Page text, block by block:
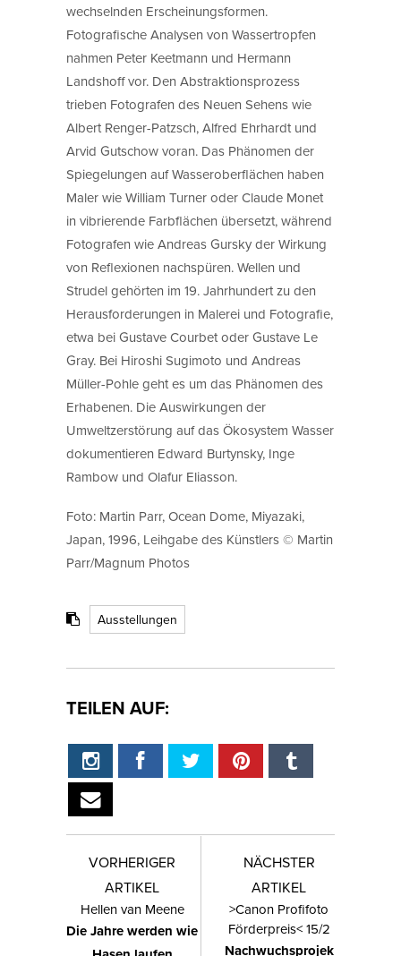
wechselnden Erscheinungsformen.
Fotografische Analysen von Wassertropfen
nahmen Peter Keetmann und Hermann
Landshoff vor. Den Abstraktionsprozess
trieben Fotografen des Neuen Sehens wie
Albert Renger-Patzsch, Alfred Ehrhardt und
Arvid Gutschow voran. Das Phänomen der
Spiegelungen auf Wasseroberflächen haben
Maler wie William Turner oder Claude Monet
in vibrierende Farbflächen übersetzt, während
Fotografen wie Andreas Gursky der Wirkung
von Reflexionen nachspüren. Wellen und
Strudel gehörten im 19. Jahrhundert zu den
Herausforderungen in Malerei und Fotografie,
etwa bei Gustave Courbet oder Gustave Le
Gray. Bei Hiroshi Sugimoto und Andreas
Müller-Pohle geht es um das Phänomen des
Erhabenen. Die Auswirkungen der
Umweltzerstörung auf das Ökosystem Wasser
dokumentieren Edward Burtynsky, Inge
Rambow und Olafur Eliasson.
Foto: Martin Parr, Ocean Dome, Miyazaki,
Japan, 1996, Leihgabe des Künstlers © Martin
Parr/Magnum Photos
Ausstellungen
TEILEN AUF:
VORHERIGER
ARTIKEL
Hellen van Meene
Die Jahre werden wie
NÄCHSTER
ARTIKEL
>Canon Profifoto
Förderpreis< 15/2
Nachwuchsprojek